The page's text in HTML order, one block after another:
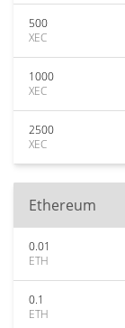
500
XEC
1000
XEC
2500
XEC
Ethereum
0.01
ETH
0.1
ETH